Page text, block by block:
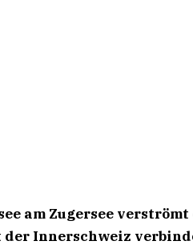
am Zugersee
Innerschweiz